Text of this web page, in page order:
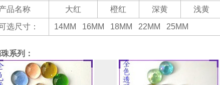
品名称 大红 橙红 深黄 浅黄
选尺寸： 14MM 16MM 18MM 22MM 25MM
系列：